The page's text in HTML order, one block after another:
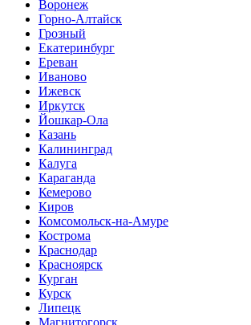
Воронеж
Горно-Алтайск
Грозный
Екатеринбург
Ереван
Иваново
Ижевск
Иркутск
Йошкар-Ола
Казань
Калининград
Калуга
Караганда
Кемерово
Киров
Комсомольск-на-Амуре
Кострома
Краснодар
Красноярск
Курган
Курск
Липецк